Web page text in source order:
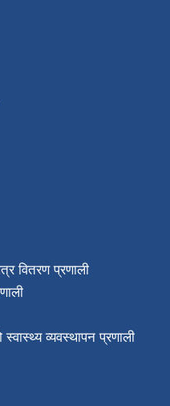
वितरण प्रणाली
व्यवस्थापन प्रणाली